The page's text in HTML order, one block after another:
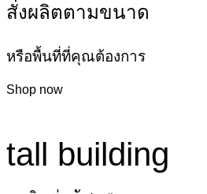
สั่งผลิตตามขนาด
หรือพื้นที่ที่คุณต้องการ
Shop now
tall building